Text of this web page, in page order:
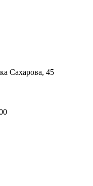
Сахарова, 45